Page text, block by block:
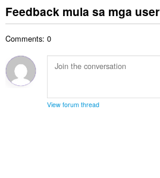
Feedback mula sa mga user
Comments: 0
View forum thread